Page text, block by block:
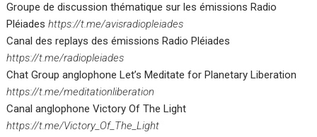
Groupe de discussion thématique sur les émissions Radio
Pléiadeshttps://t.me/avisradiopleiades
Canal des replays des émissions Radio Pléiades
https://t.me/radiopleiades
Chat Group anglophone Let’s Meditate for Planetary Liberation
https://t.me/meditationliberation
Canal anglophone Victory Of The Light
https://t.me/Victory_Of_The_Light